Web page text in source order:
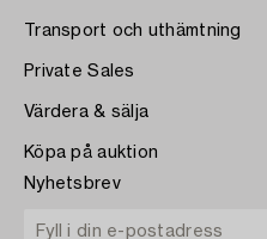
Transport och uthämtning
Private Sales
Värdera & sälja
Köpa på auktion
Nyhetsbrev